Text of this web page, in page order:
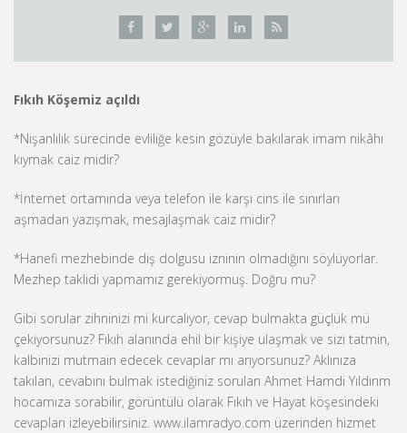
Fıkıh Köşemiz açıldı
*Nişanlılık sürecinde evliliğe kesin gözüyle bakılarak imam nikâhı
kıymak caiz midir?
*İnternet ortamında veya telefon ile karşı cins ile sınırları
aşmadan yazışmak, mesajlaşmak caiz midir?
*Hanefi mezhebinde diş dolgusu izninin olmadığını söylüyorlar.
Mezhep taklidi yapmamız gerekiyormuş. Doğru mu?
Gibi sorular zihninizi mi kurcalıyor, cevap bulmakta güçlük mü
çekiyorsunuz? Fıkıh alanında ehil bir kişiye ulaşmak ve sizi tatmin,
kalbinizi mutmain edecek cevaplar mı arıyorsunuz? Aklınıza
takılan, cevabını bulmak istediğiniz soruları Ahmet Hamdi Yıldırım
hocamıza sorabilir, görüntülü olarak Fıkıh ve Hayat köşesindeki
cevapları izleyebilirsiniz. www.ilamradyo.com üzerinden hizmet